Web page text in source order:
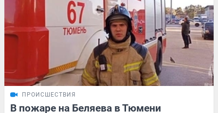
ПРОИСШЕСТВИЯ
В пожаре на Беляева в Тюмени